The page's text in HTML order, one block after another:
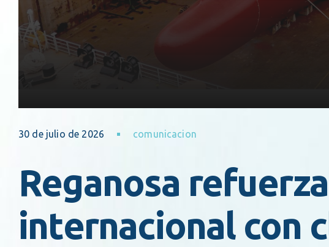
30 de julio de 2026 comunicacion
Reganosa
internacional con